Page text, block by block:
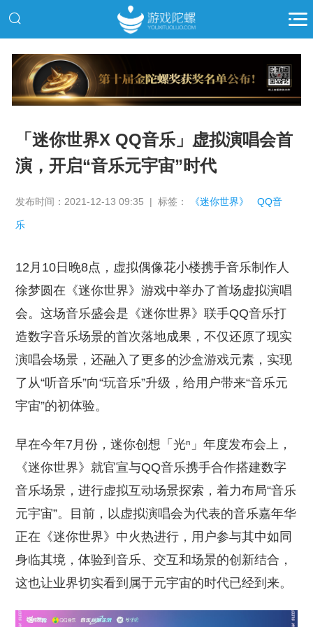
推广
「迷你世界X QQ音乐」虚拟演唱会首
演，开启“音乐元宇宙”时代
发布时间：2021-12-13 09:35 | 标签： 《迷你世界》 QQ音
乐
12月10日晚8点，虚拟偶像花小楼携手音乐制作人
徐梦圆在《迷你世界》游戏中举办了首场虚拟演唱
会。这场音乐盛会是《迷你世界》联手QQ音乐打
造数字音乐场景的首次落地成果，不仅还原了现实
演唱会场景，还融入了更多的沙盒游戏元素，实现
了从“听音乐”向“玩音乐”升级，给用户带来“音乐元
宇宙”的初体验。
早在今年7月份，迷你创想「光ⁿ」年度发布会上，
《迷你世界》就官宣与QQ音乐携手合作搭建数字
音乐场景，进行虚拟互动场景探索，着力布局“音乐
元宇宙”。目前，以虚拟演唱会为代表的音乐嘉年华
正在《迷你世界》中火热进行，用户参与其中如同
身临其境，体验到音乐、交互和场景的创新结合，
这也让业界切实看到属于元宇宙的时代已经到来。